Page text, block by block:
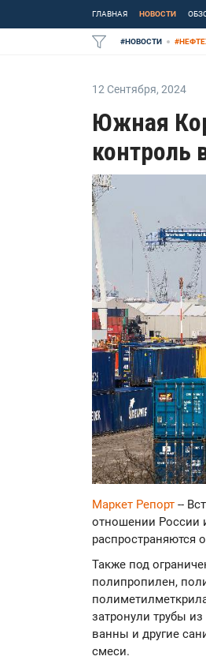
ГЛАВНАЯ НОВОСТИ
#НОВОСТИ #
12 Сентября, 2024
Южная
контроль
Маркет Репорт --
отношении России
распространяются
Также под
полипропилен,
затронули трубы
ванны и другие
смеси.